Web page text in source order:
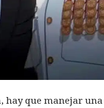
hay que manejar